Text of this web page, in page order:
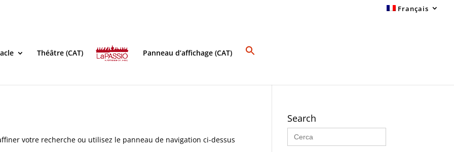
Français
Théâtre (CAT) Panneau d’affichage (CAT)
votre recherche ou utilisez le panneau de navigation ci-dessus
Search
Search
for: